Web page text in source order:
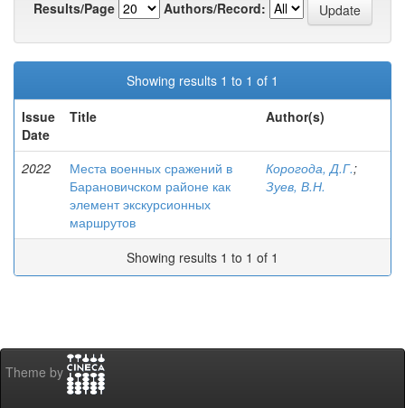
Results/Page
Authors/Record:
Showing results 1 to 1 of 1
Issue
Date
Title Author(s)
2022
Места военных сражений в
Барановичском районе как
элемент экскурсионных
маршрутов
Корогода, Д.Г.;
Зуев, В.Н.
Showing results 1 to 1 of 1
Theme by